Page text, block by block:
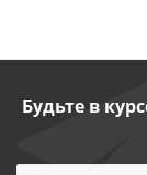
Будьте в